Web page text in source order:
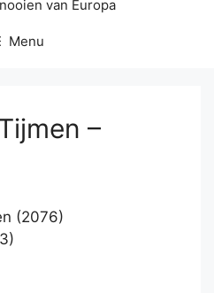
van Europa
Menu
–
(2076)